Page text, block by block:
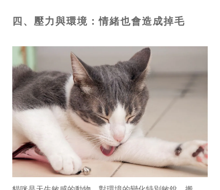
四、壓力與環境：情緒也會造成掉毛